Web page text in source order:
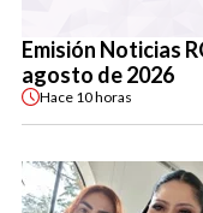
Emisión Noticias
agosto de 2026
Hace 10 horas